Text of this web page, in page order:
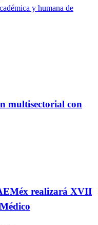
y humana de
multisectorial con
realizará XVII